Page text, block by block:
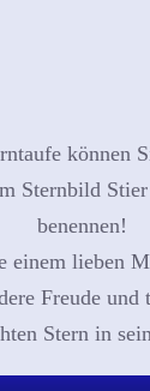
können
Sternbild
benennen!
einem lieben
Freude
Stern in